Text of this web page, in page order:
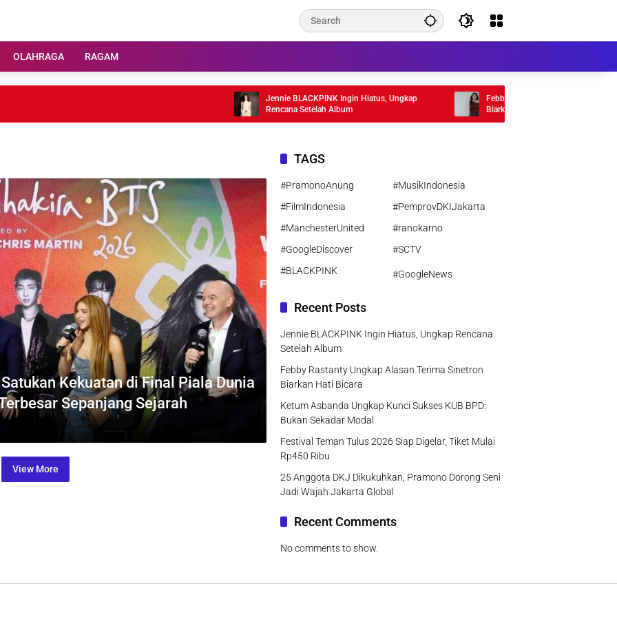
OLAHRAGA RAGAM
Jennie BLACKPINK Ingin Hiatus, Ungkap
Rencana Setelah Album
Febby Rastanty Ungkap Alasan Terima
Biarkan Hati Bicara
Kekuatan di Final Piala Dunia
Sepanjang Sejarah
View More
TAGS
#PramonoAnung
#MusikIndonesia
#FilmIndonesia
#PemprovDKIJakarta
#ManchesterUnited
#ranokarno
#GoogleDiscover
#SCTV
#BLACKPINK
#GoogleNews
Recent Posts
Jennie BLACKPINK Ingin Hiatus, Ungkap Rencana
Setelah Album
Febby Rastanty Ungkap Alasan Terima Sinetron
Biarkan Hati Bicara
Ketum Asbanda Ungkap Kunci Sukses KUB BPD:
Bukan Sekadar Modal
Festival Teman Tulus 2026 Siap Digelar, Tiket Mulai
Rp450 Ribu
25 Anggota DKJ Dikukuhkan, Pramono Dorong Seni
Jadi Wajah Jakarta Global
Recent Comments
No comments to show.